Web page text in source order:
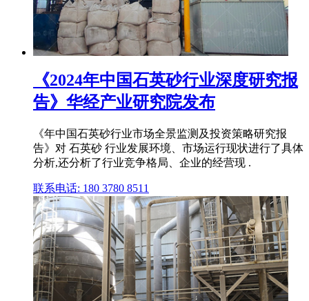
《2024年中国石英砂行业深度研究报
告》华经产业研究院发布
《年中国石英砂行业市场全景监测及投资策略研究报
告》对 石英砂 行业发展环境、市场运行现状进行了具体
分析,还分析了行业竞争格局、企业的经营现 .
联系电话: 180 3780 8511